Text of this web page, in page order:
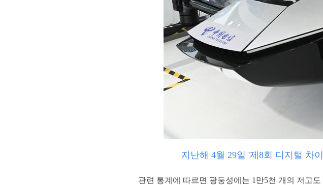
지난해 4월 29일 '제8회 디지털 차
관련 통계에 따르면 광둥성에는 1만5천 개의 저고